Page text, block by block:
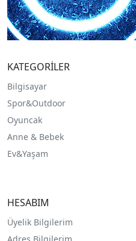
KATEGORİLER
Bilgisayar
Spor&Outdoor
Oyuncak
Anne & Bebek
Ev&Yaşam
HESABIM
Üyelik Bilgilerim